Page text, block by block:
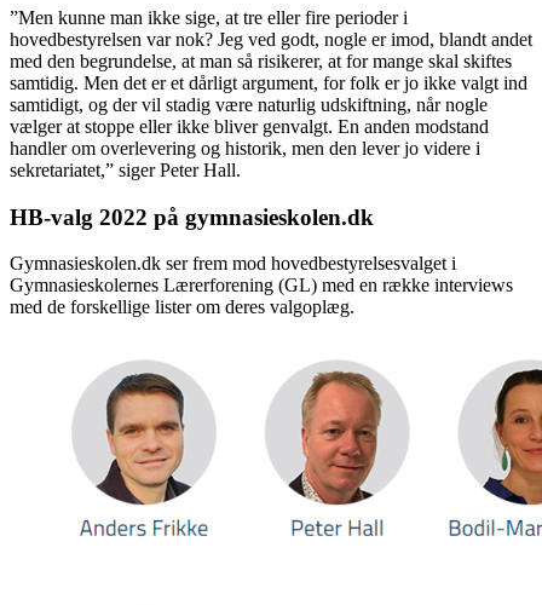
”Men kunne man ikke sige, at tre eller fire perioder i
hovedbestyrelsen var nok? Jeg ved godt, nogle er imod, blandt andet
med den begrundelse, at man så risikerer, at for mange skal skiftes
samtidig. Men det er et dårligt argument, for folk er jo ikke valgt ind
samtidigt, og der vil stadig være naturlig udskiftning, når nogle
vælger at stoppe eller ikke bliver genvalgt. En anden modstand
handler om overlevering og historik, men den lever jo videre i
sekretariatet,” siger Peter Hall.
HB-valg 2022 på gymnasieskolen.dk
Gymnasieskolen.dk ser frem mod hovedbestyrelsesvalget i
Gymnasieskolernes Lærerforening (GL) med en række interviews
med de forskellige lister om deres valgoplæg.